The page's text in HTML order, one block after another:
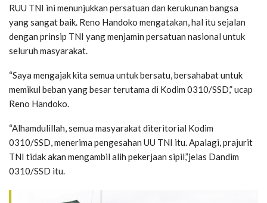
RUU TNI ini menunjukkan persatuan dan kerukunan bangsa
yang sangat baik. Reno Handoko mengatakan, hal itu sejalan
dengan prinsip TNI yang menjamin persatuan nasional untuk
seluruh masyarakat.
“Saya mengajak kita semua untuk bersatu, bersahabat untuk
memikul beban yang besar terutama di Kodim 0310/SSD,” ucap
Reno Handoko.
“Alhamdulillah, semua masyarakat diteritorial Kodim
0310/SSD, menerima pengesahan UU TNI itu. Apalagi, prajurit
TNI tidak akan mengambil alih pekerjaan sipil,”jelas Dandim
0310/SSD itu.